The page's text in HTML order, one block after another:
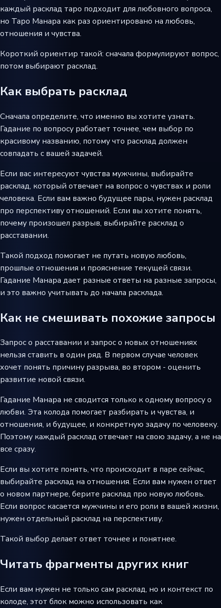
каждый расклад таро подходит для любовного вопроса,
но Таро Манара как раз ориентировано на любовь,
отношения и чувства.
Короткий ориентир такой: сначала формулируют вопрос,
потом выбирают расклад.
Как выбрать расклад
Сначала определите, что именно вы хотите узнать.
Гадание по вопросу работает точнее, чем выбор по
красивому названию, потому что расклад должен
совпадать с вашей задачей.
Если вас интересуют чувства мужчины, выбирайте
расклад, который отвечает на вопрос о чувствах и роли
человека. Если вам важно будущее пары, нужен расклад
про перспективу отношений. Если вы хотите понять,
почему произошел разрыв, выбирайте расклад о
расставании.
Такой подход помогает не путать новую любовь,
прошлые отношения и прояснение текущей связи.
Гадание Манара дает разные ответы на разные запросы,
и это важно учитывать до начала расклада.
Как не смешивать похожие запросы
Запрос о расставании и запрос о новых отношениях
нельзя ставить в один ряд. В первом случае человек
хочет понять причину разрыва, во втором - оценить
развитие новой связи.
Гадание Манара не сводится только к одному вопросу о
любви. Эта колода помогает разбирать и чувства, и
отношения, и будущее, и конкретную задачу по человеку.
Поэтому каждый расклад отвечает на свою задачу, а не на
все сразу.
Если вы хотите понять, что происходит в паре сейчас,
выбирайте расклад на отношения. Если вам нужен ответ
о новом партнере, берите расклад про новую любовь.
Если вопрос касается мужчины и его роли в вашей жизни,
нужен отдельный расклад на перспективу.
Такой выбор делает ответ точнее и понятнее.
Читать фрагменты других книг
Если вам нужен не только сам расклад, но и контекст по
колоде, этот блок можно использовать как